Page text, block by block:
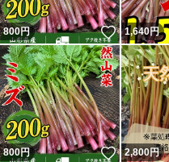
800円 いいね！
1,640円
800円 いいね！
2,800円